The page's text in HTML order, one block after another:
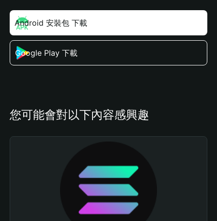
Android 安裝包 下載
Google Play 下載
您可能會對以下內容感興趣